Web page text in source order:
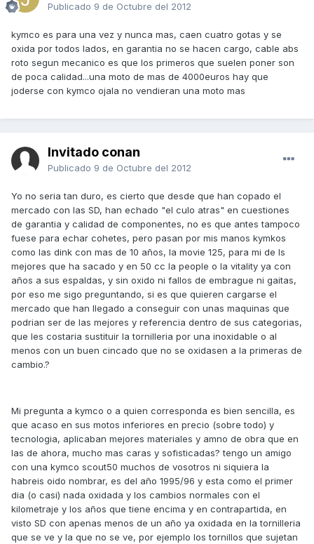
Publicado 9 de Octubre del 2012
kymco es para una vez y nunca mas, caen cuatro gotas y se
oxida por todos lados, en garantia no se hacen cargo, cable abs
roto segun mecanico es que los primeros que suelen poner son
de poca calidad...una moto de mas de 4000euros hay que
joderse con kymco ojala no vendieran una moto mas
Invitado conan
Publicado 9 de Octubre del 2012
Yo no seria tan duro, es cierto que desde que han copado el
mercado con las SD, han echado "el culo atras" en cuestiones
de garantia y calidad de componentes, no es que antes tampoco
fuese para echar cohetes, pero pasan por mis manos kymkos
como las dink con mas de 10 años, la movie 125, para mi de ls
mejores que ha sacado y en 50 cc la people o la vitality ya con
años a sus espaldas, y sin oxido ni fallos de embrague ni gaitas,
por eso me sigo preguntando, si es que quieren cargarse el
mercado que han llegado a conseguir con unas maquinas que
podrian ser de las mejores y referencia dentro de sus categorias,
que les costaria sustituir la tornilleria por una inoxidable o al
menos con un buen cincado que no se oxidasen a la primeras de
cambio.?
Mi pregunta a kymco o a quien corresponda es bien sencilla, es
que acaso en sus motos inferiores en precio (sobre todo) y
tecnologia, aplicaban mejores materiales y amno de obra que en
las de ahora, mucho mas caras y sofisticadas? tengo un amigo
con una kymco scout50 muchos de vosotros ni siquiera la
habreis oido nombrar, es del año 1995/96 y esta como el primer
dia (o casi) nada oxidada y los cambios normales con el
kilometraje y los años que tiene encima y en contrapartida, en
visto SD con apenas menos de un año ya oxidada en la tornilleria
que se ve y la que no se ve, por ejemplo los tornillos que sujetan